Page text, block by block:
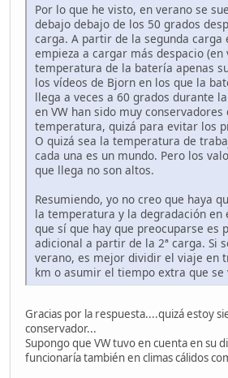
Por lo que he visto, en verano se
debajo debajo de los 50 grados
carga. A partir de la segunda carga
empieza a cargar más despacio (en
temperatura de la batería apenas
los vídeos de Bjorn en los que la
llega a veces a 60 grados durante
en VW han sido muy
temperatura, quizá para evitar los
O quizá sea la temperatura de
cada una es un mundo. Pero los
que llega no son altos.
Resumiendo, yo no creo que haya
la temperatura y la degradación en
que sí que hay que preocuparse es
adicional a partir de la 2ª carga. Si
verano, es mejor dividir el viaje en
km o asumir el tiempo extra que se
Gracias por la respuesta....quizá estoy
conservador...
Supongo que VW tuvo en cuenta en su
funcionaría también en climas cálidos